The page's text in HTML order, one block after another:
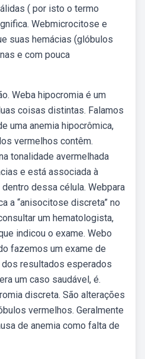
( por isto o termo
Webmicrocitose e
suas hemácias (glóbulos
e com pouca
Weba hipocromia é um
coisas distintas. Falamos
uma anemia hipocrômica,
vermelhos contêm.
tonalidade avermelhada
e está associada à
dessa célula. Webpara
a “anisocitose discreta” no
um hematologista,
indicou o exame. Webo
fazemos um exame de
dos resultados esperados
um caso saudável, é.
discreta. São alterações
vermelhos. Geralmente
de anemia como falta de